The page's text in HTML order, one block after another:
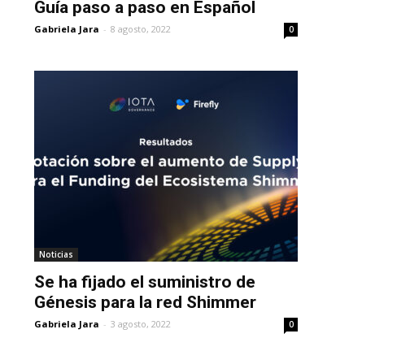
Guía paso a paso en Español
Gabriela Jara - 8 agosto, 2022 0
Noticias
Se ha fijado el suministro de
Génesis para la red Shimmer
Gabriela Jara - 3 agosto, 2022 0